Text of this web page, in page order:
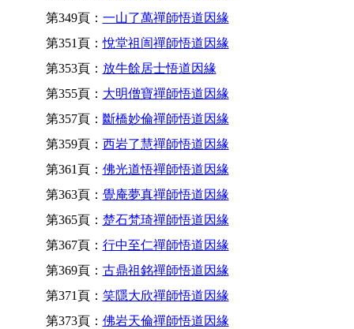
第349頁： 一山了萬禪師悟道因緣
第351頁：悅堂祖訚禪師悟道因緣
第353頁： 放牛餘居士悟道因緣
第355頁： 大明僧寶禪師悟道因緣
第357頁： 斷橋妙倫禪師悟道因緣
第359頁： 西岩了慧禪師悟道因緣
第361頁： 佛光道悟禪師悟道因緣
第363頁： 覺庵夢真禪師悟道因緣
第365頁： 楚石梵琦禪師悟道因緣
第367頁： 行中至仁禪師悟道因緣
第369頁： 古鼎祖銘禪師悟道因緣
第371頁： 笑隱大欣禪師悟道因緣
第373頁： 佛岩天倫禪師悟道因緣